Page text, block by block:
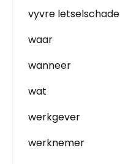
vyvre letselschade
waar
wanneer
wat
werkgever
werknemer